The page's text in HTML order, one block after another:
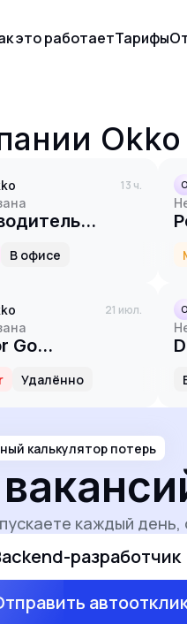
это работаетТарифы
Okko
13 ч.
В офисе
O
21 июл.
Go
Удалённо
O
калькулятор потерь
каждый день,
разработчик